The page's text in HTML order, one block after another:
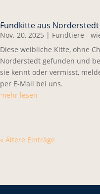
Fundkitte aus Norderstedt
Nov. 20, 2025 | Fundtiere -
Diese weibliche Kitte, ohne
Norderstedt gefunden und
sie kennt oder vermisst,
per E-Mail bei uns.
mehr lesen
« Ältere Einträge